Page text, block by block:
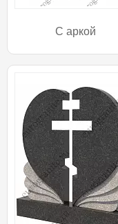
С аркой